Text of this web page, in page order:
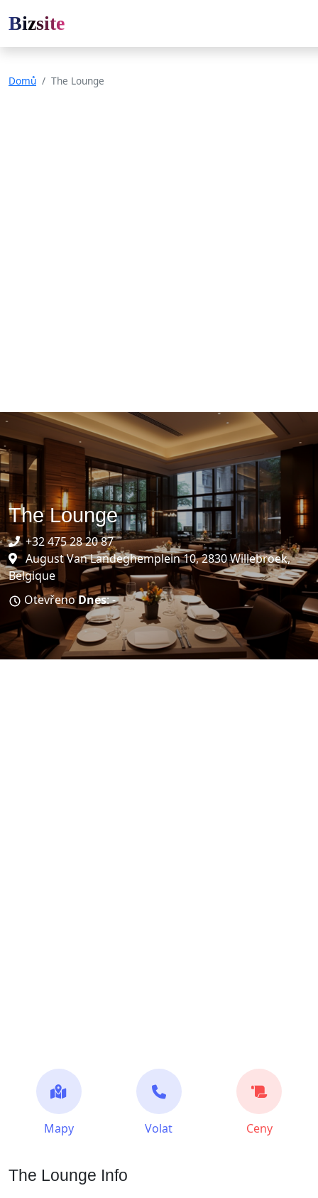
Bizsite
Domů The Lounge
The Lounge
+32 475 28 20 87
August Van Landeghemplein 10, 2830 Willebroek,
Belgique
OtevřenoDnes: -
Mapy Volat Ceny
The Lounge Info